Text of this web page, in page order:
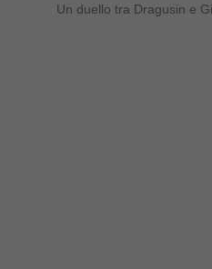
Un duello tra Dragusin e